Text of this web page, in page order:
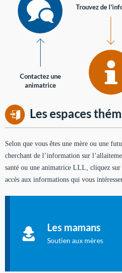
Contactez une
animatrice
Trouvez de
Les espaces
Selon que vous êtes une mère ou une
cherchant de l’information sur
santé ou une animatrice LLL, cliquez
accès aux informations qui vous
Les mamans
Soutien aux mères
à allaiter et vous informer : toutes
concernent l'allaitement.